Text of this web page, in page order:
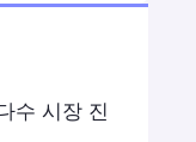
수 시장 진